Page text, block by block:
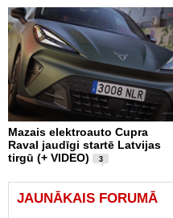
Mazais elektroauto Cupra
Raval jaudīgi startē Latvijas
tirgū (+ VIDEO)
3
JAUNĀKAIS FORUMĀ